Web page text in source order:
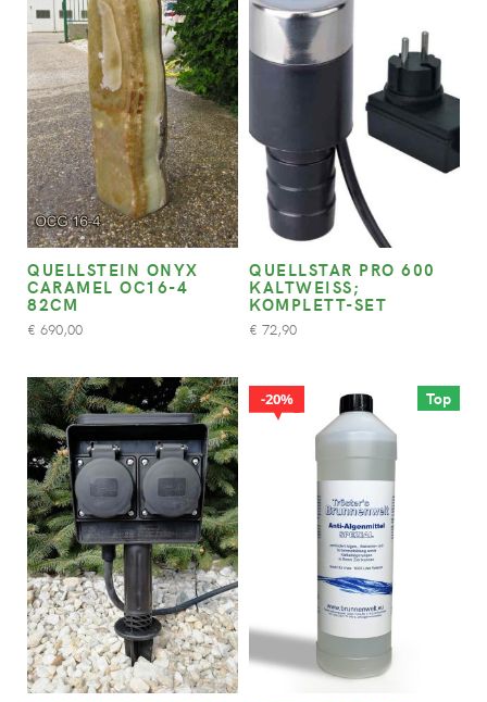
QUELLSTEIN ONYX
CARAMEL OC16-4
82CM
€ 690,00
QUELLSTAR PRO 600
KALTWEISS; K
OMPLETT-SET
€ 72,90
Top
20%